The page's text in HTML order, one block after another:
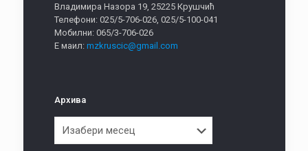
Владимира Назора 19, 25225 Крушчић
Телефони: 025/5-706-026, 025/5-100-041
Мобилни: 065/3-706-026
Е маил: mzkruscic@gmail.com
Архива